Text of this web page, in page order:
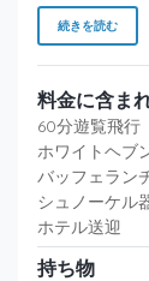
続きを読む
料金に含ま
60分遊覧飛行
ホワイトヘブ
バッフェラン
シュノーケル
ホテル送迎
持ち物